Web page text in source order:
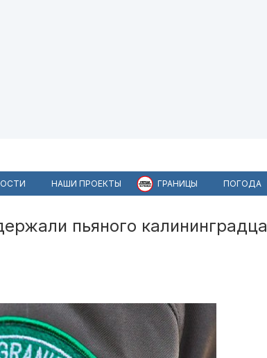
НАШИ ПРОЕКТЫ ГРАНИЦЫ ПОГОДА
пьяного калининградца